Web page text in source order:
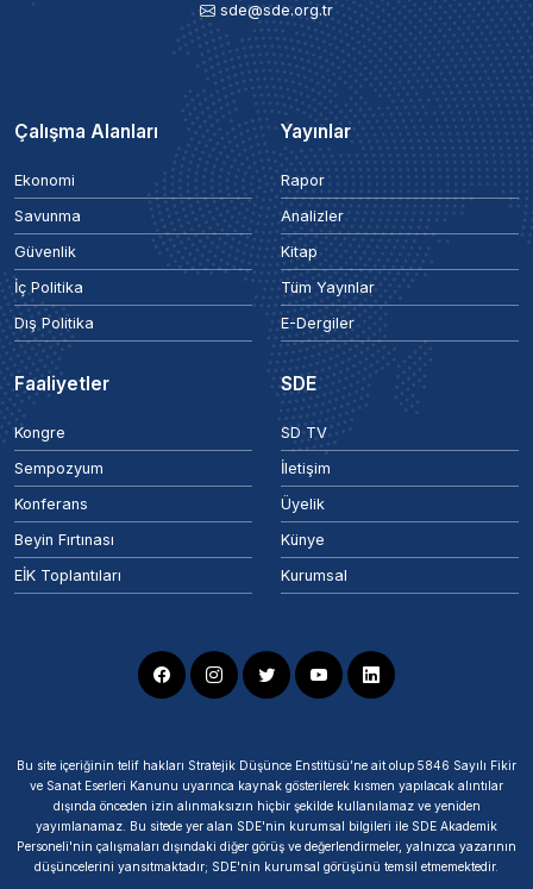
sde@sde.org.tr
Çalışma Alanları
Ekonomi
Savunma
Güvenlik
İç Politika
Dış Politika
Yayınlar
Rapor
Analizler
Kitap
Tüm Yayınlar
E-Dergiler
Faaliyetler
Kongre
Sempozyum
Konferans
Beyin Fırtınası
EİK Toplantıları
SDE
SD TV
İletişim
Üyelik
Künye
Kurumsal
Bu site içeriğinin telif hakları Stratejik Düşünce Enstitüsü’ne ait olup 5846 Sayılı Fikir
ve Sanat Eserleri Kanunu uyarınca kaynak gösterilerek kısmen yapılacak alıntılar
dışında önceden izin alınmaksızın hiçbir şekilde kullanılamaz ve yeniden
yayımlanamaz. Bu sitede yer alan SDE'nin kurumsal bilgileri ile SDE Akademik
Personeli'nin çalışmaları dışındaki diğer görüş ve değerlendirmeler, yalnızca yazarının
düşüncelerini yansıtmaktadır; SDE'nin kurumsal görüşünü temsil etmemektedir.